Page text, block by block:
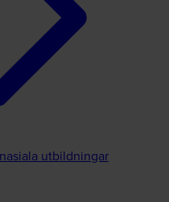
utbildningar